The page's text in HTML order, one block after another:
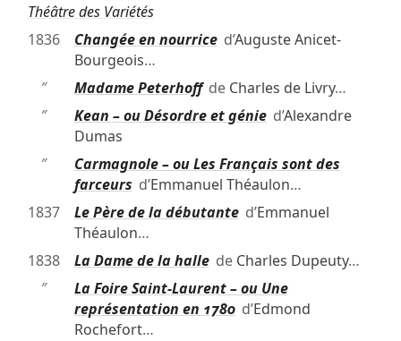
Théâtre des Variétés
1836
Changée en nourriced’Auguste Anicet-
Bourgeois…
″
Madame Peterhoffde Charles de Livry…
″
Kean – ou Désordre et génied’Alexandre
Dumas
″
Carmagnole – ou Les Français sont des
farceurs d’Emmanuel Théaulon…
1837
Le Père de la débutanted’Emmanuel
Théaulon…
1838
La Dame de la hallede Charles Dupeuty…
″
La Foire Saint-Laurent – ou Une
représentation en 1780d’Edmond
Rochefort…